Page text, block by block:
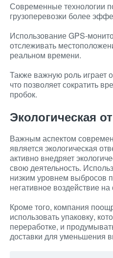
Современные технологии
грузоперевозки более
Использование GPS-
отслеживать
реальном времени.
Также важную роль играет
что позволяет сократить
пробок.
Экологическая
Важным аспектом
является экологическая
активно внедряет
свою деятельность.
низким уровнем выбросов
негативное воздействие
Кроме того, компания
использовать упаковку,
переработке, и
доставки для уменьшения